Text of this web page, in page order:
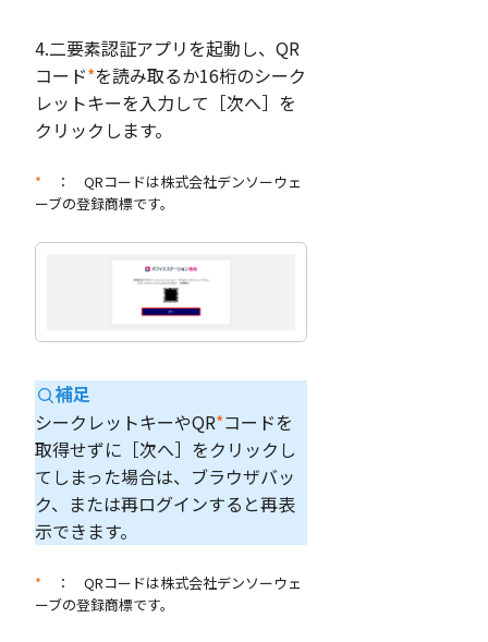
4.二要素認証アプリを起動し、QR
コード*を読み取るか16桁のシーク
レットキーを入力して［次へ］を
クリックします。
* ： QRコードは株式会社デンソーウェ
ーブの登録商標です。
補足
シークレットキーやQR*コードを
取得せずに［次へ］をクリックし
てしまった場合は、ブラウザバッ
ク、または再ログインすると再表
示できます。
* ： QRコードは株式会社デンソーウェ
ーブの登録商標です。